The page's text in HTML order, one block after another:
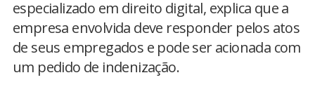
especializado em direito digital, explica que a
empresa envolvida deve responder pelos atos
de seus empregados e pode ser acionada com
um pedido de indenização.